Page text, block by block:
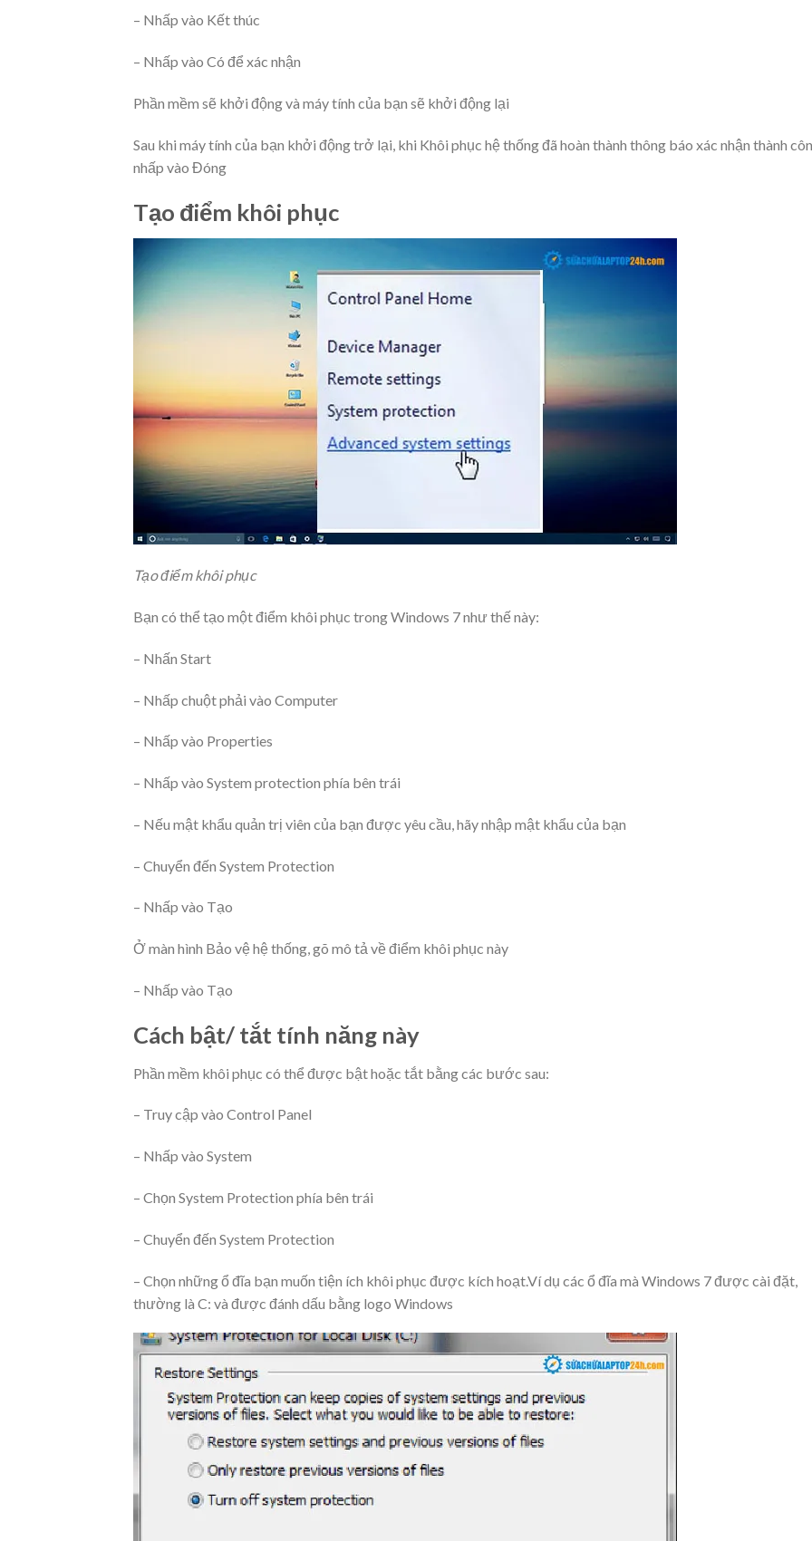
– Nhấp vào Kết thúc
– Nhấp vào Có để xác nhận
Phần mềm sẽ khởi động và máy tính của bạn sẽ khởi động lại
Sau khi máy tính của bạn khởi động trở lại, khi Khôi phục hệ thống đã hoàn thành thông báo xác nhận thành
nhấp vào Đóng
Tạo điểm khôi phục
Tạo điểm khôi phục
Bạn có thể tạo một điểm khôi phục trong Windows 7 như thế này:
– Nhấn Start
– Nhấp chuột phải vào Computer
– Nhấp vào Properties
– Nhấp vào System protection phía bên trái
– Nếu mật khẩu quản trị viên của bạn được yêu cầu, hãy nhập mật khẩu của bạn
– Chuyển đến System Protection
– Nhấp vào Tạo
Ở màn hình Bảo vệ hệ thống, gõ mô tả về điểm khôi phục này
– Nhấp vào Tạo
Cách bật/ tắt tính năng này
Phần mềm khôi phục có thể được bật hoặc tắt bằng các bước sau:
– Truy cập vào Control Panel
– Nhấp vào System
– Chọn System Protection phía bên trái
– Chuyển đến System Protection
– Chọn những ổ đĩa bạn muốn tiện ích khôi phục được kích hoạt.Ví dụ các ổ đĩa mà Windows 7 được cài đặt,
thường là C: và được đánh dấu bằng logo Windows